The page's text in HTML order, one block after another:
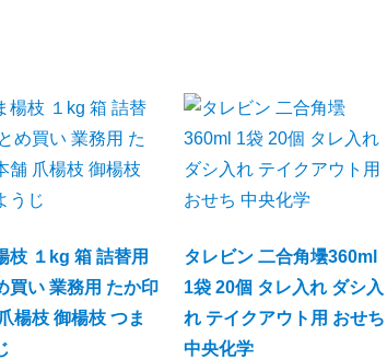
枝 １kg 箱 詰替用
買い 業務用 たか印
楊枝 御楊枝 つま
タレビン 二合角壜360ml
1袋 20個 タレ入れ ダシ入
れ テイクアウト用 おせち
中央化学